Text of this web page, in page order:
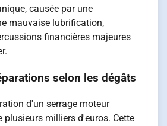
causée par une
mauvaise lubrification,
financières majeures
selon les dégâts
d'un serrage moteur
plusieurs milliers d'euros. Cette